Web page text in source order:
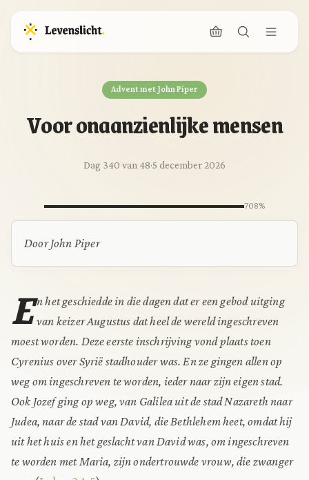
Advent met John Piper
Voor onaanzienlijke mensen
Dag 340 van 48·5 december 2026
708%
Door John Piper
E n het geschiedde in die dagen dat er een gebod uitging
van keizer Augustus dat heel de wereld ingeschreven
moest worden. Deze eerste inschrijving vond plaats toen
Cyrenius over Syrië stadhouder was. En ze gingen allen op
weg om ingeschreven te worden, ieder naar zijn eigen stad.
Ook Jozef ging op weg, van Galilea uit de stad Nazareth naar
Judea, naar de stad van David, die Bethlehem heet, omdat hij
uit het huis en het geslacht van David was, om ingeschreven
te worden met Maria, zijn ondertrouwde vrouw, die zwanger